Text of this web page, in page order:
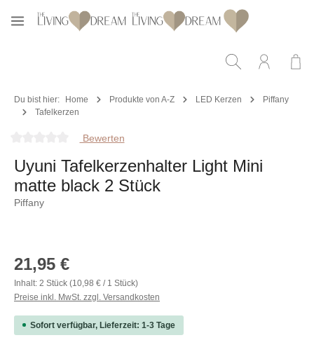
Zum Hauptinhalt springen
Du bist hier: Home Produkte von A-Z LED Kerzen
Piffany
Tafelkerzen
Bewerten
Uyuni Tafelkerzenhalter Light Mini
matte black 2 Stück
Piffany
Regulärer Preis:
21,95 €
Inhalt: 2 Stück (10,98 € / 1 Stück)
Preise inkl. MwSt. zzgl. Versandkosten
Sofort verfügbar, Lieferzeit: 1-3 Tage